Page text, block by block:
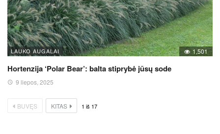
LAUKO AUGALAI 1,501
Hortenzija ‘Polar Bear’: balta stiprybė jūsų sode
9 liepos, 2025
BUVĘS KITAS 1 iš 17